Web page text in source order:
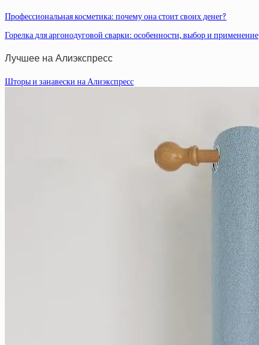
Профессиональная косметика: почему она стоит своих денег?
Горелка для аргонодуговой сварки: особенности, выбор и применение
Лучшее на Алиэкспресс
Шторы и занавески на Алиэкспресс